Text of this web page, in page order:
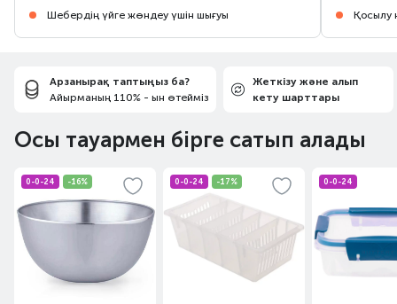
Шебердің үйге жөндеу үшін шығуы
Қосылу
Арзанырақ таптыңыз ба?
Айырманың 110% - ын өтейміз
Жеткізу және алып
кету шарттары
Осы тауармен бірге сатып алады
0-0-24 -16% 0-0-24 -17% 0-0-24